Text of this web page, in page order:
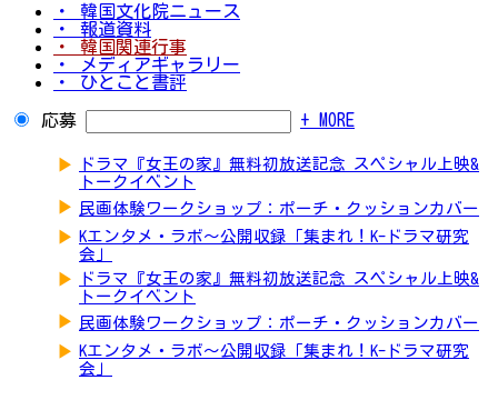
・ 韓国文化院ニュース
・ 報道資料
・ 韓国関連行事
・ メディアギャラリー
・ ひとこと書評
応募 + MORE
▶
ドラマ『女王の家』無料初放送記念 スペシャル上映&
トークイベント
▶ 民画体験ワークショップ：ポーチ・クッションカバー
▶ Kエンタメ・ラボ～公開収録「集まれ！K-ドラマ研究
会」
▶
ドラマ『女王の家』無料初放送記念 スペシャル上映&
トークイベント
▶ 民画体験ワークショップ：ポーチ・クッションカバー
▶ Kエンタメ・ラボ～公開収録「集まれ！K-ドラマ研究
会」